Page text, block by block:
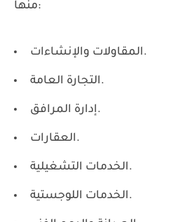
منها:
المقاولات والإنشاءات.
التجارة العامة.
إدارة المرافق.
العقارات.
الخدمات التشغيلية.
الخدمات اللوجستية.